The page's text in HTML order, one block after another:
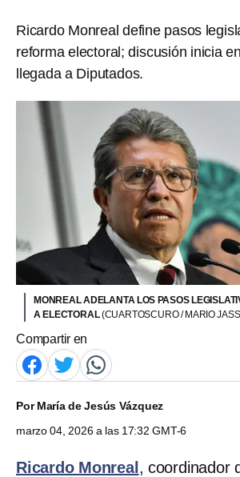
Ricardo Monreal define pasos
reforma electoral; discusión inicia
llegada a Diputados.
MONREAL ADELANTA LOS PASOS
A ELECTORAL(CUARTOSCURO / MARIO
Compartir en
PorMaría de Jesús Vázquez
marzo 04, 2026 a las 17:32 GMT-6
Ricardo Monreal , coordinador